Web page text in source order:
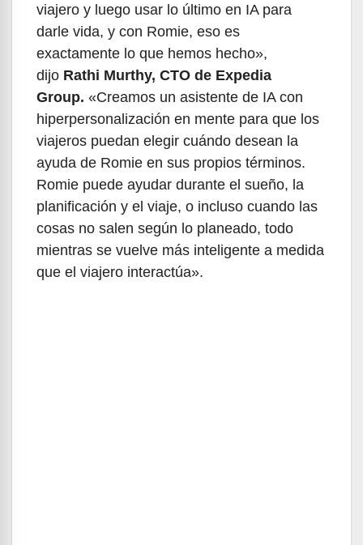
viajero y luego usar lo último en IA para
darle vida, y con Romie, eso es
exactamente lo que hemos hecho»,
dijo Rathi Murthy, CTO de Expedia
Group. «Creamos un asistente de IA con
hiperpersonalización en mente para que los
viajeros puedan elegir cuándo desean la
ayuda de Romie en sus propios términos.
Romie puede ayudar durante el sueño, la
planificación y el viaje, o incluso cuando las
cosas no salen según lo planeado, todo
mientras se vuelve más inteligente a medida
que el viajero interactúa».